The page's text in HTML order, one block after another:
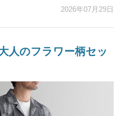
2026年07月29日
人のフラワー柄セッ